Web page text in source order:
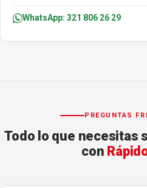
WhatsApp: 321 806 26 29
PREGUNTAS
Todo lo que necesitas
con